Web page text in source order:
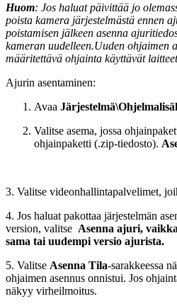
Huom: Jos haluat päivittää jo
poista kamera järjestelmästä ennen
poistamisen jälkeen asenna
kameran uudelleen.Uuden ohjaimen
määritettävä ohjainta käyttävät
Ajurin asentaminen:
Avaa
Valitse asema, jossa
ohjainpaketti (.zip-tiedosto).
3. Valitse videonhallintapalvelimet,
4. Jos haluat pakottaa järjestelmän
version, valitse Asenna ajuri,
sama tai uudempi versio ajurista.
5. Valitse Asenna Tila-sarakkeessa
ohjaimen asennus onnistui. Jos
näkyy virheilmoitus.